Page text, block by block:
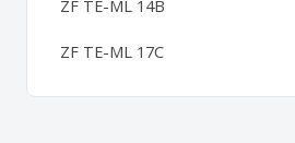
ZF TE-ML 14B
ZF TE-ML 17C